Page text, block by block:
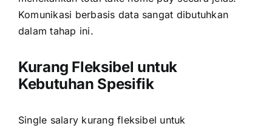
Komunikasi berbasis data sangat dibutuhkan
dalam tahap ini.
Kurang Fleksibel untuk
Kebutuhan Spesifik
Single salary kurang fleksibel untuk